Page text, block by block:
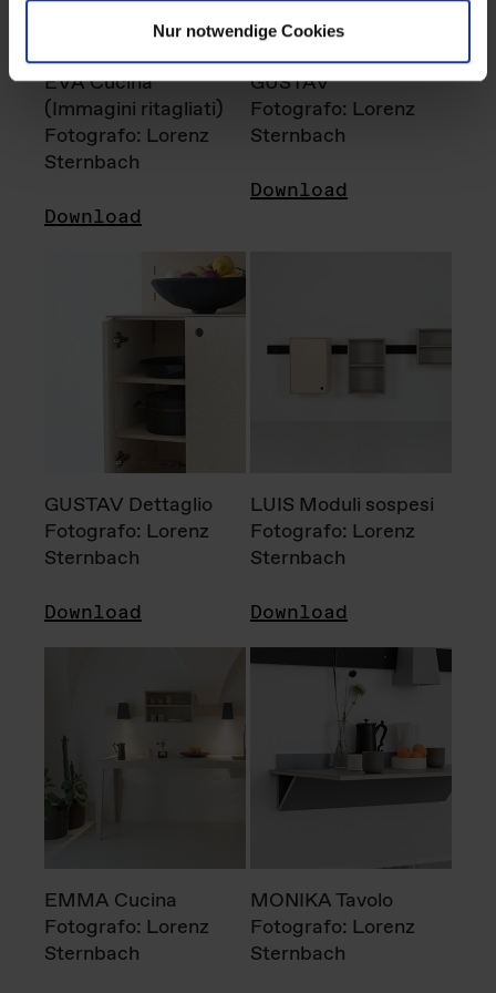
Nur notwendige Cookies
EVA Cucina
(Immagini ritagliati)
Fotografo: Lorenz
Sternbach
Download
GUSTAV
Fotografo: Lorenz
Sternbach
Download
GUSTAV Dettaglio
Fotografo: Lorenz
Sternbach
Download
LUIS Moduli sospesi
Fotografo: Lorenz
Sternbach
Download
EMMA Cucina
Fotografo: Lorenz
Sternbach
MONIKA Tavolo
Fotografo: Lorenz
Sternbach